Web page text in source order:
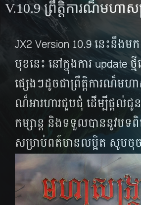
V.10.9 ព្រឹត្តិការណ៏មហាស
JX2 Version 10.9 នេះនឹងមក
មុខនេះ នៅក្នុងការ update
ផ្សេងៗដូចជាព្រឹត្តិការណ៏មហ
ណ៏អារហារជួបជុំ​ ដើម្បីផ្តល់ជូ
កម្សាន្ត​ និងទទួលបាននូវបទ
សម្រាប់ពត៍មានលម្អិត​ សូមចុ